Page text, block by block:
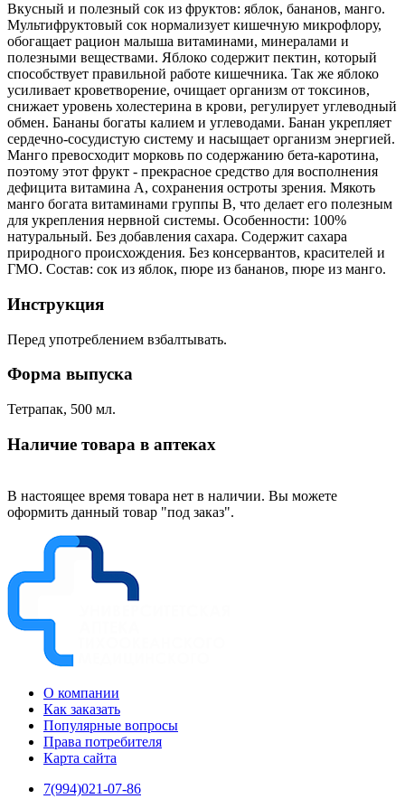
Вкусный и полезный сок из фруктов: яблок, бананов, манго.
Мультифруктовый сок нормализует кишечную микрофлору,
обогащает рацион малыша витаминами, минералами и
полезными веществами. Яблоко содержит пектин, который
способствует правильной работе кишечника. Так же яблоко
усиливает кроветворение, очищает организм от токсинов,
снижает уровень холестерина в крови, регулирует углеводный
обмен. Бананы богаты калием и углеводами. Банан укрепляет
сердечно-сосудистую систему и насыщает организм энергией.
Манго превосходит морковь по содержанию бета-каротина,
поэтому этот фрукт - прекрасное средство для восполнения
дефицита витамина А, сохранения остроты зрения. Мякоть
манго богата витаминами группы В, что делает его полезным
для укрепления нервной системы. Особенности: 100%
натуральный. Без добавления сахара. Содержит сахара
природного происхождения. Без консервантов, красителей и
ГМО. Состав: сок из яблок, пюре из бананов, пюре из манго.
Инструкция
Перед употреблением взбалтывать.
Форма выпуска
Тетрапак, 500 мл.
Наличие товара в аптеках
В настоящее время товара нет в наличии. Вы можете
оформить данный товар "под заказ".
О компании
Как заказать
Популярные вопросы
Права потребителя
Карта сайта
7(994)021-07-86